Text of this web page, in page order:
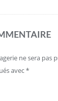
ne sera pas
avec*